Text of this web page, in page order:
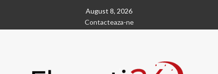
content
August 8, 2026
Contacteaza-ne